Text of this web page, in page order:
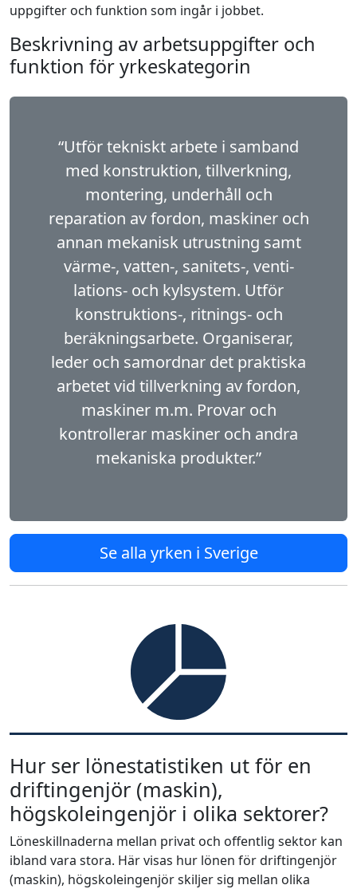
uppgifter och funktion som ingår i jobbet.
Beskrivning av arbetsuppgifter och
funktion för yrkeskategorin
“Utför tekniskt arbete i samband
med konstruktion, tillverkning,
montering, underhåll och
reparation av fordon, maskiner och
annan mekanisk utrustning samt
värme-, vatten-, sanitets-, venti­
lations- och kylsystem. Utför
konstruktions-, ritnings- och
beräkningsarbete. Organiserar,
leder och samordnar det praktiska
arbetet vid tillverkning av fordon,
maskiner m.m. Provar och
kontrollerar maskiner och andra
mekaniska produkter.”
Se alla yrken i Sverige
Hur ser lönestatistiken ut för en
driftingenjör (maskin),
högskoleingenjör i olika sektorer?
Löneskillnaderna mellan privat och offentlig sektor kan
ibland vara stora. Här visas hur lönen för driftingenjör
(maskin), högskoleingenjör skiljer sig mellan olika